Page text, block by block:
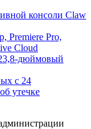
консоли Claw
Premiere Pro,
Cloud
дюймовый
с 24
утечке